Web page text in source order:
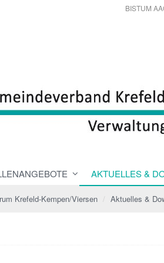
BISTUM
AKTUELLES &
Krefeld-Kempen/Viersen Aktuelles &